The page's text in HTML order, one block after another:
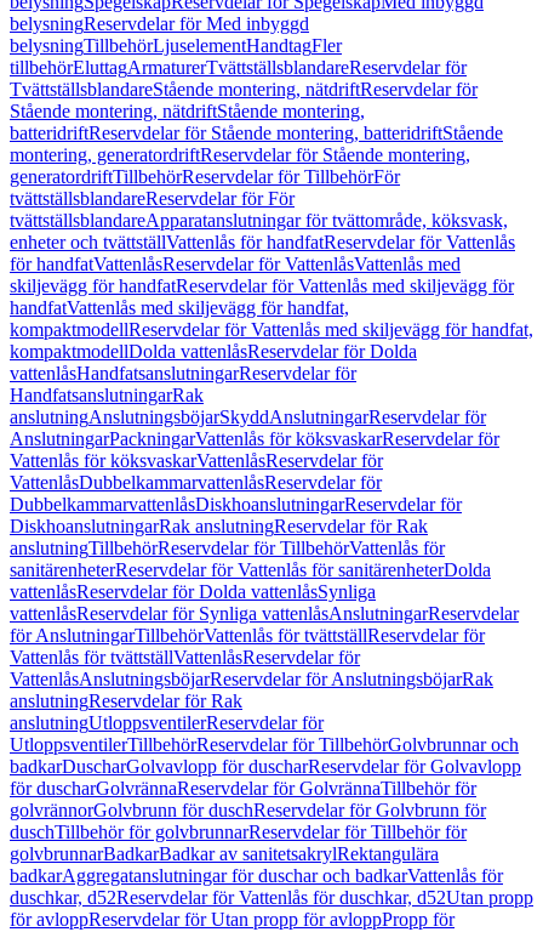
belysningReservdelar för Med inbyggd
belysningTillbehörLjuselementHandtagFler
tillbehörEluttagArmaturerTvättställsblandareReservdelar för
TvättställsblandareStående montering, nätdriftReservdelar för
Stående montering, nätdriftStående montering,
batteridriftReservdelar för Stående montering, batteridriftStående
montering, generatordriftReservdelar för Stående montering,
generatordriftTillbehörReservdelar för TillbehörFör
tvättställsblandareReservdelar för För
tvättställsblandareApparatanslutningar för tvättområde, köksvask,
enheter och tvättställVattenlås för handfatReservdelar för Vattenlås
för handfatVattenlåsReservdelar för VattenlåsVattenlås med
skiljevägg för handfatReservdelar för Vattenlås med skiljevägg för
handfatVattenlås med skiljevägg för handfat,
kompaktmodellReservdelar för Vattenlås med skiljevägg för handfat,
kompaktmodellDolda vattenlåsReservdelar för Dolda
vattenlåsHandfatsanslutningarReservdelar för
HandfatsanslutningarRak
anslutningAnslutningsböjarSkyddAnslutningarReservdelar för
AnslutningarPackningarVattenlås för köksvaskarReservdelar för
Vattenlås för köksvaskarVattenlåsReservdelar för
VattenlåsDubbelkammarvattenlåsReservdelar för
DubbelkammarvattenlåsDiskhoanslutningarReservdelar för
DiskhoanslutningarRak anslutningReservdelar för Rak
anslutningTillbehörReservdelar för TillbehörVattenlås för
sanitärenheterReservdelar för Vattenlås för sanitärenheterDolda
vattenlåsReservdelar för Dolda vattenlåsSynliga
vattenlåsReservdelar för Synliga vattenlåsAnslutningarReservdelar
för AnslutningarTillbehörVattenlås för tvättställReservdelar för
Vattenlås för tvättställVattenlåsReservdelar för
VattenlåsAnslutningsböjarReservdelar för AnslutningsböjarRak
anslutningReservdelar för Rak
anslutningUtloppsventilerReservdelar för
UtloppsventilerTillbehörReservdelar för TillbehörGolvbrunnar och
badkarDuscharGolvavlopp för duscharReservdelar för Golvavlopp
för duscharGolvrännaReservdelar för GolvrännaTillbehör för
golvrännorGolvbrunn för duschReservdelar för Golvbrunn för
duschTillbehör för golvbrunnarReservdelar för Tillbehör för
golvbrunnarBadkarBadkar av sanitetsakrylRektangulära
badkarAggregatanslutningar för duschar och badkarVattenlås för
duschkar, d52Reservdelar för Vattenlås för duschkar, d52Utan propp
för avloppReservdelar för Utan propp för avloppPropp för